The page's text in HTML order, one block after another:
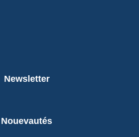
Newsletter
Nouevautés